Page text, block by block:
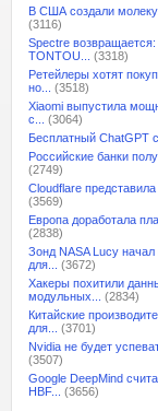
В США создали
(3116)
Spectre возвращается:
TONTOU...
(3318)
Ретейлеры хотят
но...
(3518)
Xiaomi выпустила
с...
(3064)
Бесплатный ChatGPT
Российские банки
(2749)
Cloudflare представила
(3569)
Европа доработала
(2838)
Зонд NASA Lucy начал
для...
(3672)
Хакеры похитили
модульных...
(2834)
Китайские
для...
(3701)
Nvidia не будет
(3507)
Google DeepMind
HBF...
(3656)